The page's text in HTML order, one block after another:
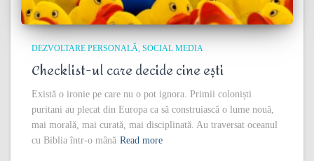
DEZVOLTARE PERSONALĂ SOCIAL MEDIA
Checklist-ul care decide cine ești
Există o ironie pe care nu o pot ignora. Primii coloniști
puritani au plecat din Europa ca să construiască o lume nouă,
mai morală, mai curată, mai disciplinată. Au traversat oceanul
cu Biblia într-o mână Read more